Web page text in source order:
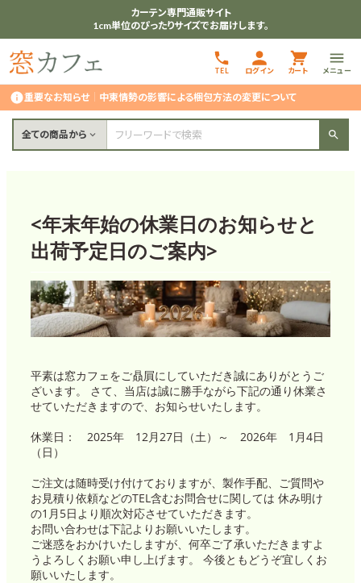
カーテン専門通販サイト
1cm単位のぴったりサイズでお届けします。
TEL ログイン カート メニュー
重要なお知らせ｜ 中東情勢の影響による梱包方法の変更について
全ての商品から
<年末年始の休業日のお知らせと
出荷予定日のご案内>
平素は窓カフェをご贔屓にしていただき誠にありがとうご
ざいます。 さて、当店は誠に勝手ながら下記の通り休業さ
せていただきますので、お知らせいたします。
休業日： 2025年 12月27日（土）～ 2026年 1月4日
（日）
ご注文は随時受け付けておりますが、製作手配、ご質問や
お見積り依頼などのTEL含むお問合せに関しては 休み明け
の1月5日より順次対応させていただきます。
お問い合わせは下記よりお願いいたします。
ご迷惑をおかけいたしますが、何卒ご了承いただきますよ
うよろしくお願い申し上げます。 今後ともどうぞ宜しくお
願いいたします。